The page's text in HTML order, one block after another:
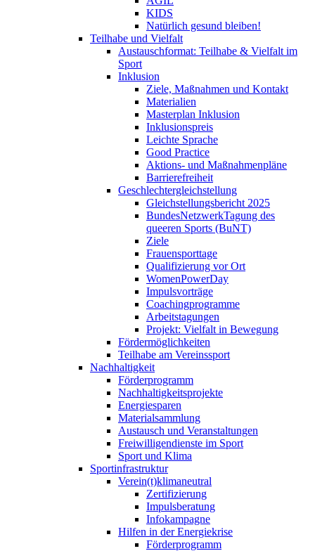
KIDS
Natürlich gesund bleiben!
Teilhabe und Vielfalt
Austauschformat: Teilhabe & Vielfalt im
Sport
Inklusion
Ziele, Maßnahmen und Kontakt
Materialien
Masterplan Inklusion
Inklusionspreis
Leichte Sprache
Good Practice
Aktions- und Maßnahmenpläne
Barrierefreiheit
Geschlechtergleichstellung
Gleichstellungsbericht 2025
BundesNetzwerkTagung des
queeren Sports (BuNT)
Ziele
Frauensporttage
Qualifizierung vor Ort
WomenPowerDay
Impulsvorträge
Coachingprogramme
Arbeitstagungen
Projekt: Vielfalt in Bewegung
Fördermöglichkeiten
Teilhabe am Vereinssport
Nachhaltigkeit
Förderprogramm
Nachhaltigkeitsprojekte
Energiesparen
Materialsammlung
Austausch und Veranstaltungen
Freiwilligendienste im Sport
Sport und Klima
Sportinfrastruktur
Verein(t)klimaneutral
Zertifizierung
Impulsberatung
Infokampagne
Hilfen in der Energiekrise
Förderprogramm